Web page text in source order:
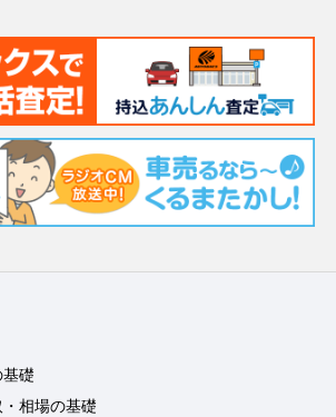
礎
相場の基礎